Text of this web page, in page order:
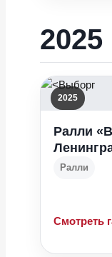
2025
2025
Ралли
Ралли
Смотреть